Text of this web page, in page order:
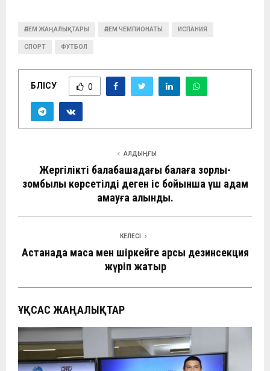
ӘЛЕМ ЖАҢАЛЫҚТАРЫ ӘЛЕМ ЧЕМПИОНАТЫ ИСПАНИЯ
СПОРТ ФУТБОЛ
БӨЛІСУ 0
АЛДЫҢҒЫ
Жергілікті балабақшадағы балаға зорлық-
зомбылық көрсетілді деген іс бойынша үш адам
қамауға алынды.
КЕЛЕСІ
Астанада маса мен шіркейге қарсы дезинсекция
жүріп жатыр
ҰҚСАС ЖАҢАЛЫҚТАР